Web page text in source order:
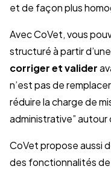
et de façon plus
Avec CoVet, vous
structuré à partir
corriger et valider
n’est pas de
réduire la charge de
administrative” autour
CoVet propose aussi
des fonctionnalités